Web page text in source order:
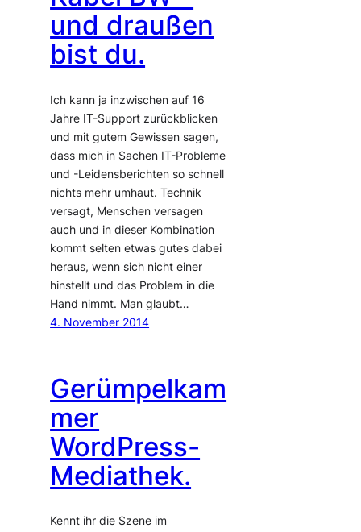
und draußen
bist du.
Ich kann ja inzwischen auf 16
Jahre IT-Support zurückblicken
und mit gutem Gewissen sagen,
dass mich in Sachen IT-Probleme
und -Leidensberichten so schnell
nichts mehr umhaut. Technik
versagt, Menschen versagen
auch und in dieser Kombination
kommt selten etwas gutes dabei
heraus, wenn sich nicht einer
hinstellt und das Problem in die
Hand nimmt. Man glaubt…
4. November 2014
Gerümpelkam
mer
WordPress-
Mediathek.
Kennt ihr die Szene im